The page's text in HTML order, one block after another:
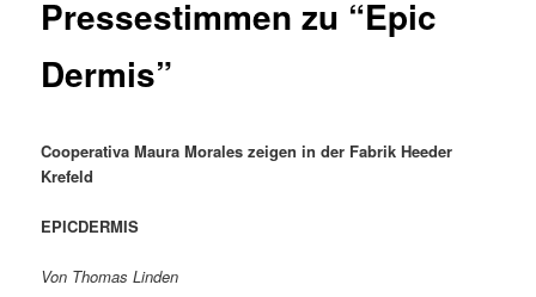
Pressestimmen zu “Epic
Dermis”
Cooperativa Maura Morales zeigen in der Fabrik Heeder
Krefeld
EPICDERMIS
Von Thomas Linden